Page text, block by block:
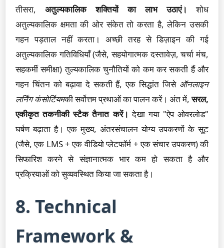
तीसरा, अतुल्यकालिक शक्तियों का लाभ उठाएं। शोध
अतुल्यकालिक क्षमता की ओर संकेत तो करता है, लेकिन उसकी
गहन पड़ताल नहीं करता। अच्छी तरह से डिज़ाइन की गई
अतुल्यकालिक गतिविधियाँ (जैसे, सहयोगात्मक दस्तावेज़, चर्चा मंच,
सहकर्मी समीक्षा) तुल्यकालिक चुनौतियों को कम कर सकती हैं और
गहन चिंतन को बढ़ावा दे सकती हैं, एक सिद्धांत जिसे ऑनलाइन
लर्निंग कंसोर्टियमकी सर्वोत्तम प्रथाओं का पालन करें। अंत में,सरल,
एकीकृत तकनीकी स्टैक तैनात करें। देखा गया "ऐप ओवरलोड"
घर्षण बढ़ाता है। एक मुख्य, अंतरसंचालन योग्य उपकरणों के सूट
(जैसे, एक LMS + एक वीडियो प्लेटफॉर्म + एक संचार उपकरण) की
सिफारिश करने से संज्ञानात्मक भार कम हो सकता है और
प्रक्रियाओं को सुव्यवस्थित किया जा सकता है।
8. Technical
Framework &